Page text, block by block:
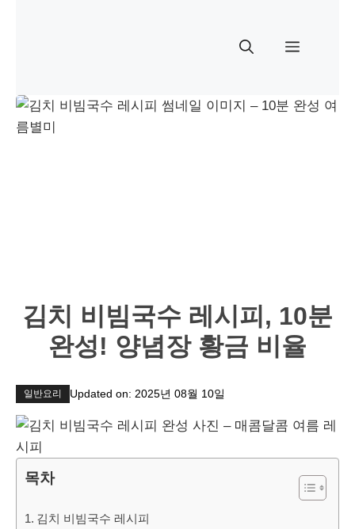
건
뛰
메
김치 비빔국수 레시피, 10분
완성! 양념장 황금 비율
일반요리 Updated on: 2025년 08월 10일
목차
김치 비빔국수 레시피